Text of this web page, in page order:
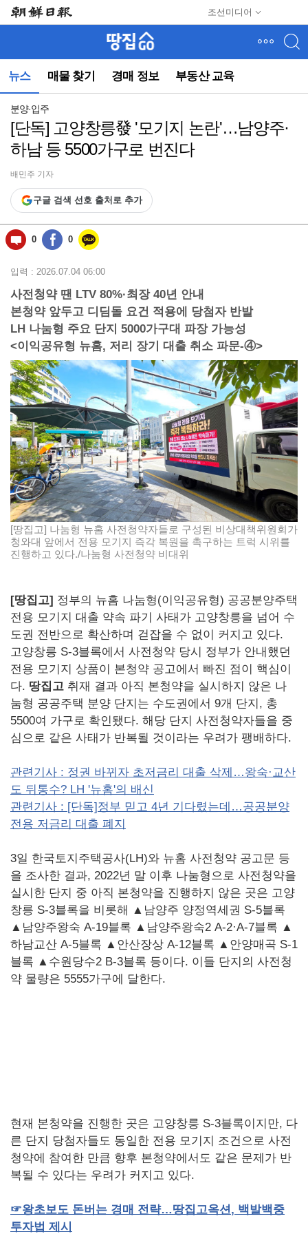
조선미디어
뉴스 매물 찾기 경매 정보 부동산 교육
뉴
(컨
동)
분양·입주
[단독] 고양창릉發 '모기지 논란'…남양주·
하남 등 5500가구로 번진다
배민주 기자
구글 검색 선호 출처로 추가
0 0
입력 : 2026.07.04 06:00
사전청약 땐 LTV 80%·최장 40년 안내
본청약 앞두고 디딤돌 요건 적용에 당첨자 반발
LH 나눔형 주요 단지 5000가구대 파장 가능성
<이익공유형 뉴홈, 저리 장기 대출 취소 파문-④>
[땅집고] 나눔형 뉴홈 사전청약자들로 구성된 비상대책위원회가
청와대 앞에서 전용 모기지 즉각 복원을 촉구하는 트럭 시위를
진행하고 있다./나눔형 사전청약 비대위
[땅집고] 정부의 뉴홈 나눔형(이익공유형) 공공분양주택
전용 모기지 대출 약속 파기 사태가 고양창릉을 넘어 수
도권 전반으로 확산하며 걷잡을 수 없이 커지고 있다.
고양창릉 S-3블록에서 사전청약 당시 정부가 안내했던
전용 모기지 상품이 본청약 공고에서 빠진 점이 핵심이
다. 땅집고 취재 결과 아직 본청약을 실시하지 않은 나
눔형 공공주택 분양 단지는 수도권에서 9개 단지, 총
5500여 가구로 확인됐다. 해당 단지 사전청약자들을 중
심으로 같은 사태가 반복될 것이라는 우려가 팽배하다.
관련기사 : 정권 바뀌자 초저금리 대출 삭제…왕숙·교산
도 뒤통수? LH '뉴홈'의 배신
관련기사 : [단독]정부 믿고 4년 기다렸는데…공공분양
전용 저금리 대출 폐지
3일 한국토지주택공사(LH)와 뉴홈 사전청약 공고문 등
을 조사한 결과, 2022년 말 이후 나눔형으로 사전청약을
실시한 단지 중 아직 본청약을 진행하지 않은 곳은 고양
창릉 S-3블록을 비롯해 ▲남양주 양정역세권 S-5블록
▲남양주왕숙 A-19블록 ▲남양주왕숙2 A-2·A-7블록 ▲
하남교산 A-5블록 ▲안산장상 A-12블록 ▲안양매곡 S-1
블록 ▲수원당수2 B-3블록 등이다. 이들 단지의 사전청
약 물량은 5555가구에 달한다.
현재 본청약을 진행한 곳은 고양창릉 S-3블록이지만, 다
른 단지 당첨자들도 동일한 전용 모기지 조건으로 사전
청약에 참여한 만큼 향후 본청약에서도 같은 문제가 반
복될 수 있다는 우려가 커지고 있다.
☞왕초보도 돈버는 경매 전략…땅집고옥션 , 백발백중
투자법 제시